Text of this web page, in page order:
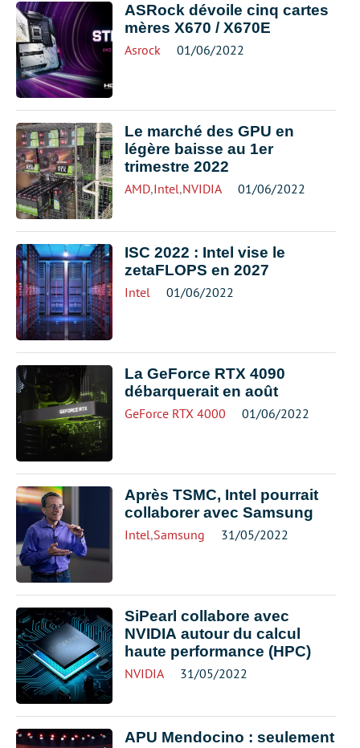
ASRock dévoile cinq cartes
mères X670 / X670E
Asrock 01/06/2022
Le marché des GPU en
légère baisse au 1er
trimestre 2022
AMD,Intel,NVIDIA 01/06/2022
ISC 2022 : Intel vise le
zetaFLOPS en 2027
Intel 01/06/2022
La GeForce RTX 4090
débarquerait en août
GeForce RTX 4000 01/06/2022
Après TSMC, Intel pourrait
collaborer avec Samsung
Intel,Samsung 31/05/2022
SiPearl collabore avec
NVIDIA autour du calcul
haute performance (HPC)
NVIDIA 31/05/2022
APU Mendocino : seulement